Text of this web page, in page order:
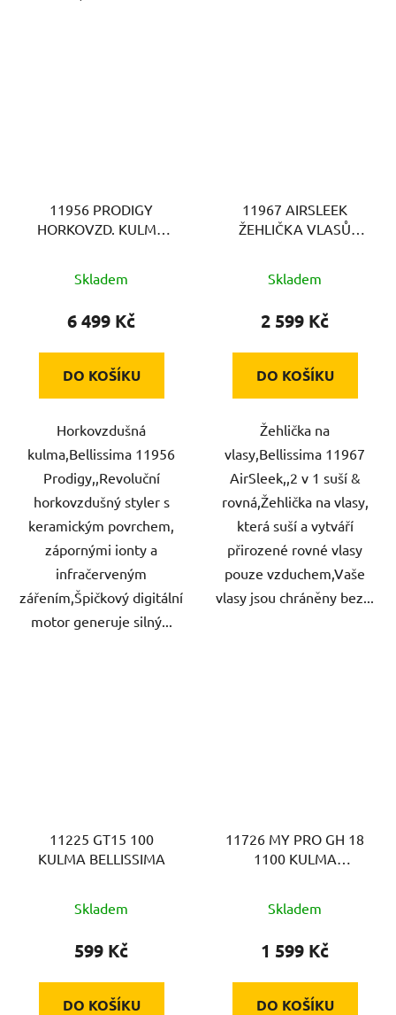
11956 PRODIGY
HORKOVZD. KULMA
Skladem
6 499 Kč
DO KOŠÍKU
Horkovzdušná
kulma,Bellissima 11956
Prodigy,,Revoluční
horkovzdušný styler s
keramickým povrchem,
zápornými ionty a
infračerveným
zářením,Špičkový digitální
motor generuje silný...
11967 AIRSLEEK
ŽEHLIČKA VLASŮ
Skladem
2 599 Kč
DO KOŠÍKU
Žehlička na
vlasy,Bellissima 11967
AirSleek,,2 v 1 suší &
rovná,Žehlička na vlasy,
která suší a vytváří
přirozené rovné vlasy
pouze vzduchem,Vaše
vlasy jsou chráněny bez...
11225 GT15 100
KULMA BELLISSIMA
Skladem
599 Kč
DO KOŠÍKU
11726 MY PRO GH 18
1100 KULMA
Skladem
1 599 Kč
DO KOŠÍKU